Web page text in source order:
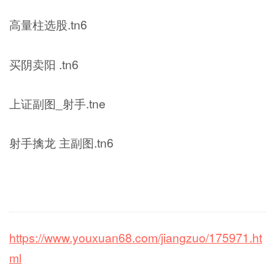
高量柱选股.tn6
买阴卖阳 .tn6
上证副图_射手.tne
射手擒龙 主副图.tn6
https://www.youxuan68.com/jiangzuo/175971.ht
ml